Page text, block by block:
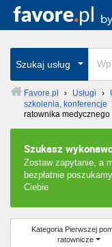
Szukaj usług
Favore.pl › Usługi ›
szkolenia, konferencje
ratownika medycznego
Szukasz
Zostaw zapytanie, a
bezpłatnie
Ciebie
Kategoria Pierwszej
ratownicze
Cała Polska
wszystkie w całym kraju
Warszawa
Wrocław
Kraków
Poznań